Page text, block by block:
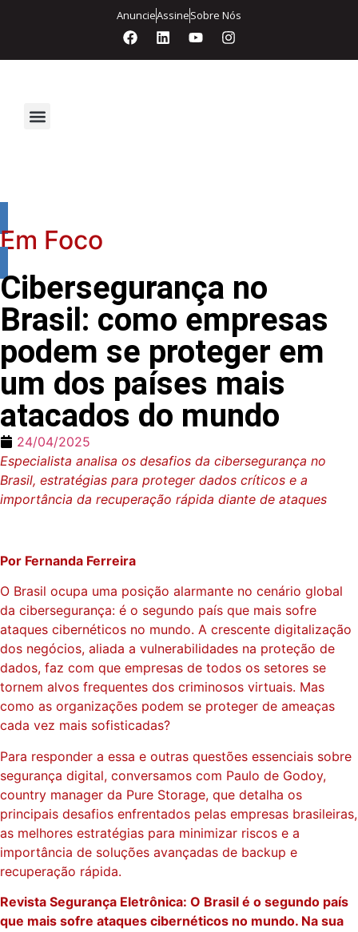
AnuncieAssineSobre Nós
Em Foco
Cibersegurança no
Brasil: como empresas
podem se proteger em
um dos países mais
atacados do mundo
24/04/2025
Especialista analisa os desafios da cibersegurança no
Brasil, estratégias para proteger dados críticos e a
importância da recuperação rápida diante de ataques
Por Fernanda Ferreira
O Brasil ocupa uma posição alarmante no cenário global
da cibersegurança: é o segundo país que mais sofre
ataques cibernéticos no mundo. A crescente digitalização
dos negócios, aliada a vulnerabilidades na proteção de
dados, faz com que empresas de todos os setores se
tornem alvos frequentes dos criminosos virtuais. Mas
como as organizações podem se proteger de ameaças
cada vez mais sofisticadas?
Para responder a essa e outras questões essenciais sobre
segurança digital, conversamos com Paulo de Godoy,
country manager da Pure Storage, que detalha os
principais desafios enfrentados pelas empresas brasileiras,
as melhores estratégias para minimizar riscos e a
importância de soluções avançadas de backup e
recuperação rápida.
Revista Segurança Eletrônica: O Brasil é o segundo país
que mais sofre ataques cibernéticos no mundo. Na sua